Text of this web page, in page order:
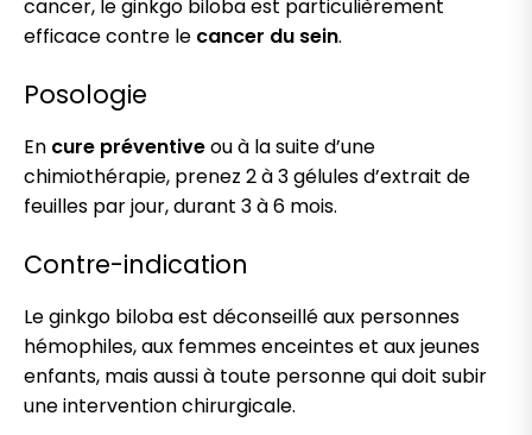
cancer, le ginkgo biloba est particulièrement
efficace contre le cancer du sein.
Posologie
En cure préventiveou à la suite d’une
chimiothérapie, prenez 2 à 3 gélules d’extrait de
feuilles par jour, durant 3 à 6 mois.
Contre-indication
Le ginkgo biloba est déconseillé aux personnes
hémophiles, aux femmes enceintes et aux jeunes
enfants, mais aussi à toute personne qui doit subir
une intervention chirurgicale.